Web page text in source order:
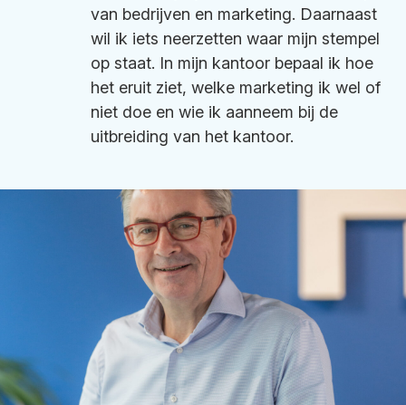
van bedrijven en marketing. Daarnaast
wil ik iets neerzetten waar mijn stempel
op staat. In mijn kantoor bepaal ik hoe
het eruit ziet, welke marketing ik wel of
niet doe en wie ik aanneem bij de
uitbreiding van het kantoor.